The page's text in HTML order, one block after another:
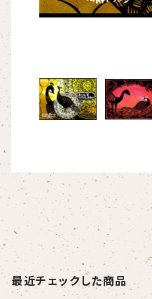
最近チェックした商品